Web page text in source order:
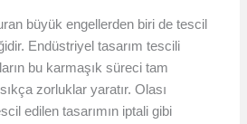
büyük engellerden biri de tescil
Endüstriyel tasarım tescili
bu karmaşık süreci tam
zorluklar yaratır. Olası
edilen tasarımın iptali gibi